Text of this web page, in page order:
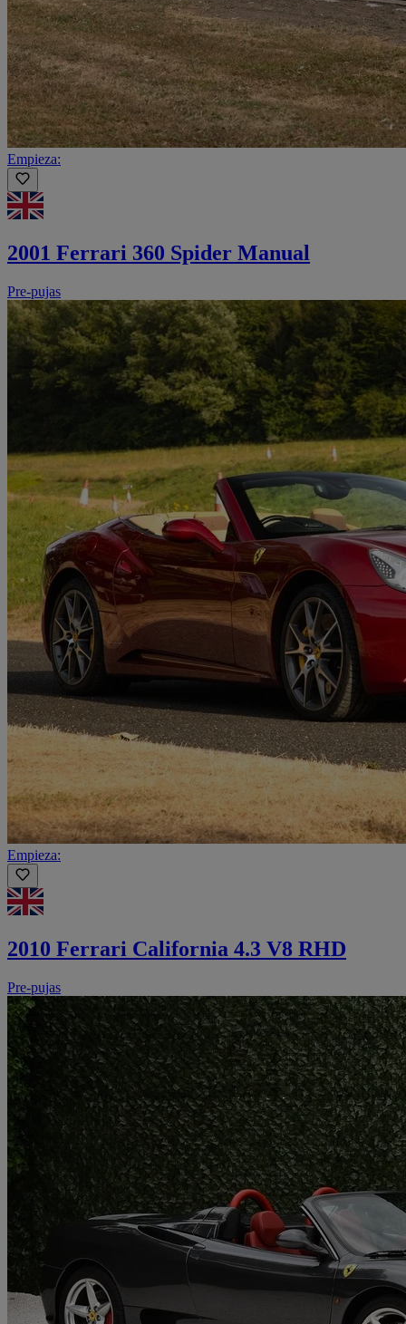
Empieza:
2001 Ferrari 360 Spider Manual
Pre-pujas
Empieza:
2010 Ferrari California 4.3 V8 RHD
Pre-pujas